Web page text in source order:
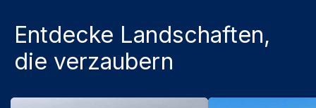
Entdecke Landschaften,
die verzaubern